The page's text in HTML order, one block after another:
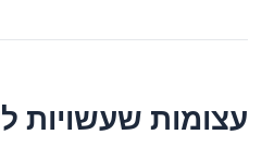
עצומות שעשויות